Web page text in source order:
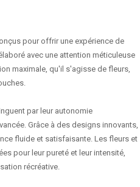
pour offrir une expérience de
avec une attention méticuleuse
maximale, qu'il s'agisse de fleurs,
par leur autonomie
Grâce à des designs innovants,
fluide et satisfaisante. Les fleurs et
pour leur pureté et leur intensité,
récréative.